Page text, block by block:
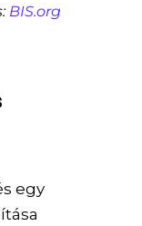
BIS.org
egy